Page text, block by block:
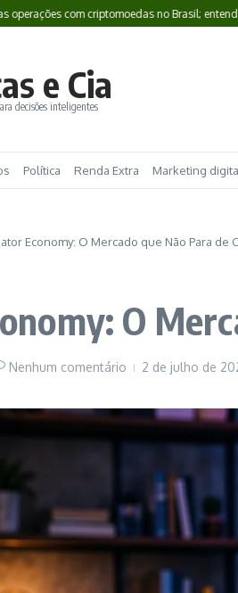
com criptomoedas no Brasil; entenda o
e Cia
decisões inteligentes
Política Renda Extra Marketing
Economy: O Mercado que Não Para de
O
Nenhum comentário 2 de julho de